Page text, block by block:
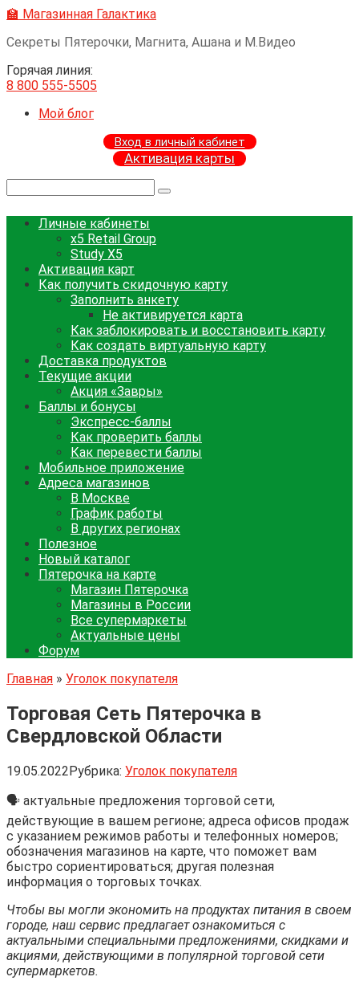
Перейти
контенту
🏫 Магазинная Галактика
Секреты Пятерочки, Магнита, Ашана и М.Видео
Горячая линия:
8 800 555-5505
Мой блог
Вход в личный кабинет
Активация карты
Личные кабинеты
x5 Retail Group
Study X5
Активация карт
Как получить скидочную карту
Заполнить анкету
Не активируется карта
Как заблокировать и восстановить карту
Как создать виртуальную карту
Доставка продуктов
Текущие акции
Акция «Завры»
Баллы и бонусы
Экспресс-баллы
Как проверить баллы
Как перевести баллы
Мобильное приложение
Адреса магазинов
В Москве
График работы
В других регионах
Полезное
Новый каталог
Пятерочка на карте
Магазин Пятерочка
Магазины в России
Все супермаркеты
Актуальные цены
Форум
Главная » Уголок покупателя
Торговая Сеть Пятерочка в
Свердловской Области
19.05.2022Рубрика: Уголок покупателя
🗣 актуальные предложения торговой сети,
действующие в вашем регионе; адреса офисов продаж
с указанием режимов работы и телефонных номеров;
обозначения магазинов на карте, что поможет вам
быстро сориентироваться; другая полезная
информация о торговых точках.
Чтобы вы могли экономить на продуктах питания в своем
городе, наш сервис предлагает ознакомиться с
актуальными специальными предложениями, скидками и
акциями, действующими в популярной торговой сети
супермаркетов.